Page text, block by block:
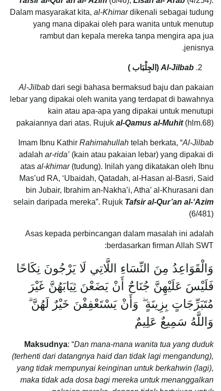
Dalam masyarakat kita, al-Khimardikenali sebagai tudung
yang mana dipakai oleh para wanita untuk menutup
rambut dan kepala mereka tanpa mengira apa jua
jenisnya.
Al-Jilbab
( الجِلْبَاب )
Al-Jilbab dari segi bahasa bermaksud baju dan pakaian
lebar yang dipakai oleh wanita yang terdapat di bawahnya
kain atau apa-apa yang dipakai untuk menutupi
pakaiannya dari atas. Rujuk al-Qamus al-Muhit(hlm.68)
Imam Ibnu Kathir Rahimahullah telah berkata, “Al-Jilbab
adalah ar-rida’ (kain atau pakaian lebar) yang dipakai di
atas al-khimar(tudung). Inilah yang dikatakan oleh Ibnu
Mas’ud RA, ‘Ubaidah, Qatadah, al-Hasan al-Basri, Said
bin Jubair, Ibrahim an-Nakha’i, Atha’ al-Khurasani dan
selain daripada mereka”. Rujuk Tafsir al-Qur’an al-‘Azim
(6/481)
Asas kepada perbincangan dalam masalah ini adalah
berdasarkan firman Allah SWT:
وَالْقَوَاعِدُ مِنَ النِّسَاءِ اللَّاتِي لَا يَرْجُونَ نِكَاحًا
فَلَيْسَ عَلَيْهِنَّ جُنَاحٌ أَنْ يَضَعْنَ ثِيَابَهُنَّ غَيْرَ
مُتَبَرِّجَاتٍ بِزِينَةٍ ۖ وَأَنْ يَسْتَعْفِفْنَ خَيْرٌ لَهُنَّ ۗ
وَاللَّهُ سَمِيعٌ عَلِيمٌ
Maksudnya: “Dan mana-mana wanita tua yang duduk
(terhenti dari datangnya haid dan tidak lagi mengandung),
yang tidak mempunyai keinginan untuk berkahwin (lagi),
maka tidak ada dosa bagi mereka untuk menanggalkan